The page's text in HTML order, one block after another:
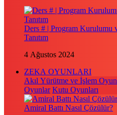
Ders # | Program Kurulumu
Tanıtım
4 Ağustos 2024
ZEKA OYUNLARI
Akıl Yürütme ve İşlem
Oyunlar Kutu Oyunları
Amiral Battı Nasıl Çözülür?